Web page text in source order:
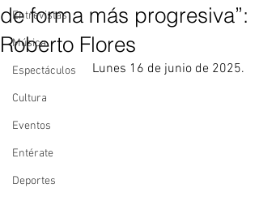
Entrevistas
Música
Espectáculos
Cultura
Eventos
Entérate
Deportes
de forma más progresiva”:
Roberto Flores
Lunes 16 de junio de 2025.